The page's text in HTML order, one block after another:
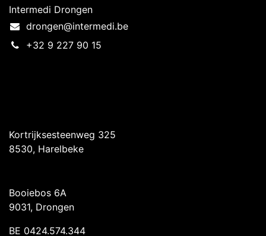
Intermedi Drongen
drongen@intermedi.be
+32 9 227 90 15
Kortrijksesteenweg 325
8530, Harelbeke
Booiebos 6A
9031, Drongen
BE 0424.574.344